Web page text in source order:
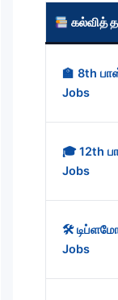
கல்வித்
🏫 8th
Jobs
🎓 12th
Jobs
🛠️
Jobs